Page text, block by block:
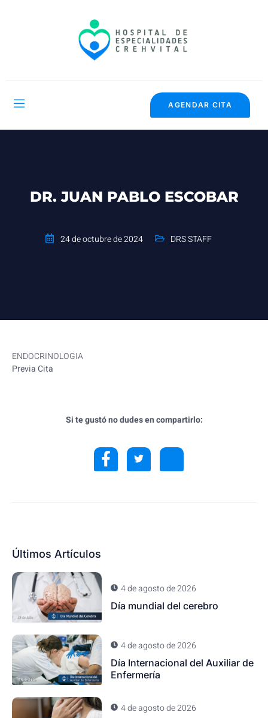
AGENDAR CITA
DR. JUAN PABLO ESCOBAR
24 de octubre de 2024 DRS STAFF
ENDOCRINOLOGIA
Previa Cita
Si te gustó no dudes en compartirlo:
Últimos Artículos
4 de agosto de 2026
Día mundial del cerebro
4 de agosto de 2026
Día Internacional del Auxiliar de
Enfermería
4 de agosto de 2026